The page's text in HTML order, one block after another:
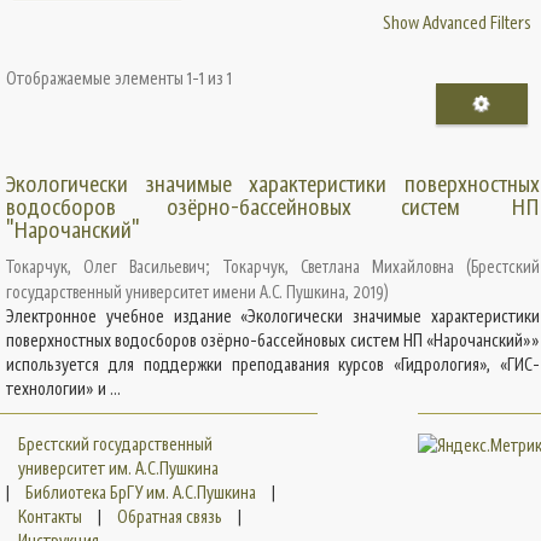
Show Advanced Filters
Отображаемые элементы 1-1 из 1
Экологически значимые характеристики поверхностных
водосборов озёрно-бассейновых систем НП
"Нарочанский"
Токарчук, Олег Васильевич; Токарчук, Светлана Михайловна (Брестский
государственный университет имени А.С. Пушкина, 2019)
Электронное учебное издание «Экологически значимые характеристики
поверхностных водосборов озёрно-бассейновых систем НП «Нарочанский»»
используется для поддержки преподавания курсов «Гидрология», «ГИС-
технологии» и ...
Брестский государственный
университет им. А.С.Пушкина
|
Библиотека БрГУ им. А.С.Пушкина
|
Контакты
| Обратная связь
|